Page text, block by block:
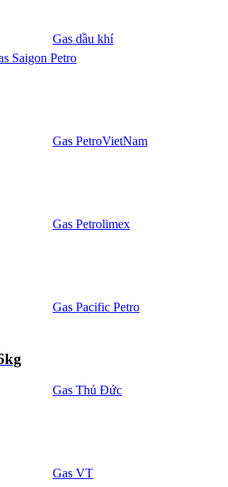
Gas dầu khí
Saigon Petro
Gas PetroVietNam
Gas Petrolimex
Gas Pacific Petro
Gas Thủ Đức
Gas VT